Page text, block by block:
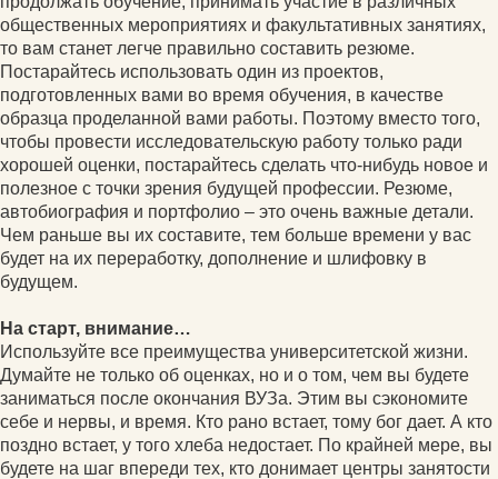
общественных мероприятиях и факультативных занятиях,
то вам станет легче правильно составить резюме.
Постарайтесь использовать один из проектов,
подготовленных вами во время обучения, в качестве
образца проделанной вами работы. Поэтому вместо того,
чтобы провести исследовательскую работу только ради
хорошей оценки, постарайтесь сделать что-нибудь новое и
полезное с точки зрения будущей профессии. Резюме,
автобиография и портфолио – это очень важные детали.
Чем раньше вы их составите, тем больше времени у вас
будет на их переработку, дополнение и шлифовку в
будущем.
На старт, внимание…
Используйте все преимущества университетской жизни.
Думайте не только об оценках, но и о том, чем вы будете
заниматься после окончания ВУЗа. Этим вы сэкономите
себе и нервы, и время. Кто рано встает, тому бог дает. А кто
поздно встает, у того хлеба недостает. По крайней мере, вы
будете на шаг впереди тех, кто донимает центры занятости